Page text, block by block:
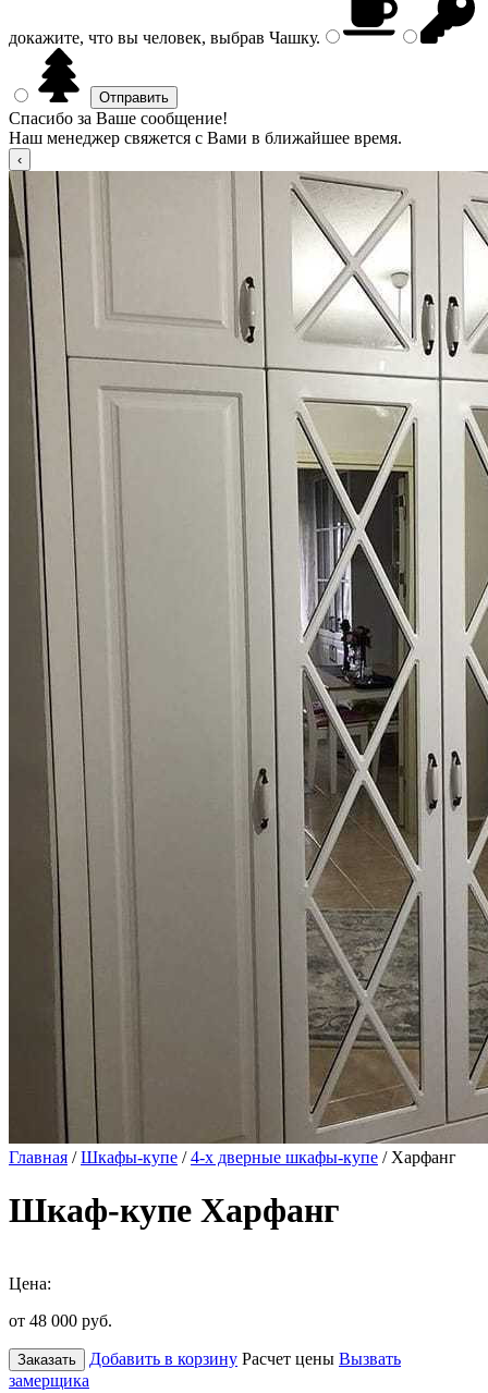
докажите, что вы человек, выбрав Чашку.
Спасибо за Ваше сообщение!
Наш менеджер свяжется с Вами в ближайшее время.
Главная /Шкафы-купе /4-х дверные шкафы-купе / Харфанг
Шкаф-купе Харфанг
Цена:
от 48 000 руб.
Заказать Добавить в корзину Расчет цены Вызвать
замерщика